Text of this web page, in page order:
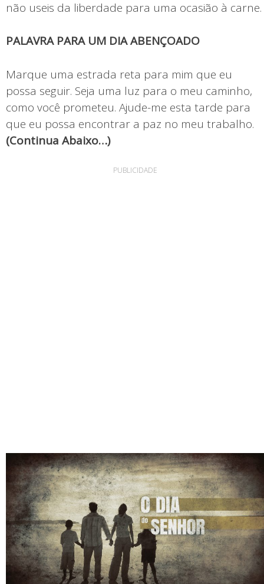
não useis da liberdade para uma ocasião à carne.
PALAVRA PARA UM DIA ABENÇOADO
Marque uma estrada reta para mim que eu
possa seguir. Seja uma luz para o meu caminho,
como você prometeu. Ajude-me esta tarde para
que eu possa encontrar a paz no meu trabalho.
(Continua Abaixo…)
PUBLICIDADE